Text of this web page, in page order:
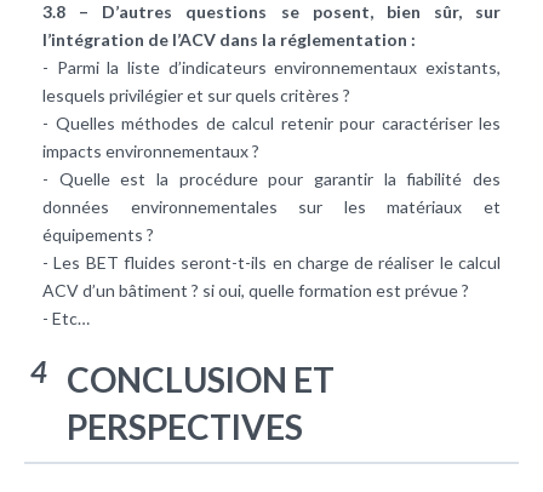
3.8 – D’autres questions se posent, bien sûr, sur
l’intégration de l’ACV dans la réglementation :
- Parmi la liste d’indicateurs environnementaux existants,
lesquels privilégier et sur quels critères ?
- Quelles méthodes de calcul retenir pour caractériser les
impacts environnementaux ?
- Quelle est la procédure pour garantir la fiabilité des
données environnementales sur les matériaux et
équipements ?
- Les BET fluides seront-t-ils en charge de réaliser le calcul
ACV d’un bâtiment ? si oui, quelle formation est prévue ?
- Etc…
4
CONCLUSION ET
PERSPECTIVES